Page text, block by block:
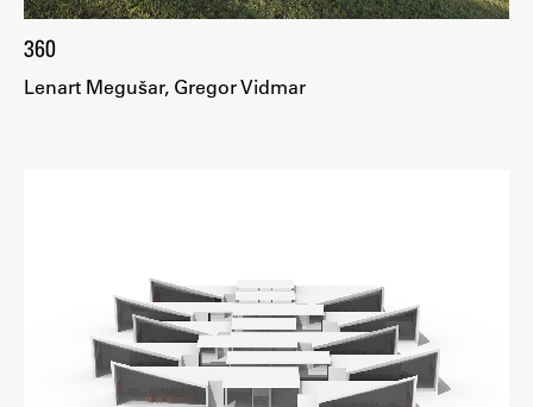
Študentski projekti
Ekskurzije
360
Lenart Megušar, Gregor Vidmar